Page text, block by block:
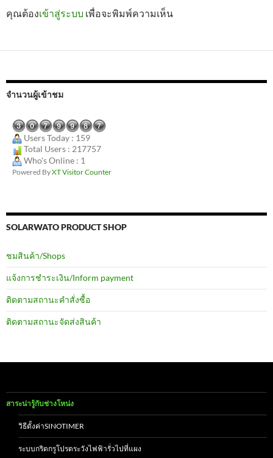
คุณต้องเข้าสู่ระบบ เพื่อจะพิมพ์ความเห็น
จำนวนผู้เข้าชม
Users Today : 159
Total Users : 217757
Who's Online : 1
Powered ByXT Visitor Counter
SOLARWATO PRODUCT SHOP
ชมสินค้า/Shops
แจ้งการชำระเงิน/Inform payment
ติดตามสถานะคำสั่งซื้อ
ติดตามสถานะจัดส่งสินค้า
สาระน่ารู้กับช่างโหน่ง
วิธีตั้งค่าSINOTIMER
ระบบกริดกรูโปรดระวังไฟฟ้ารั่วไปที่แผง